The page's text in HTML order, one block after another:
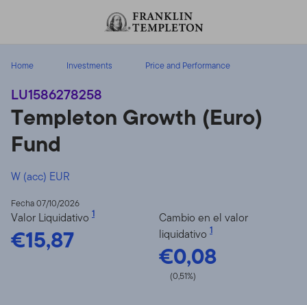
Home Investments Price and Performance
LU1586278258
Templeton Growth (Euro)
Fund
W (acc) EUR
Fecha 07/10/2026
Valor Liquidativo 1
€15,87
Cambio en el valor
liquidativo 1
€0,08
(0,51%)